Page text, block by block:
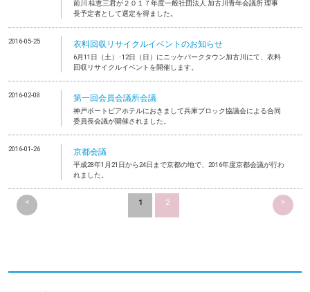
前川 桂恵三君が２０１７年度一般社団法人 加古川青年会議所 理事
長予定者として選定を得ました。
2016-05-25 衣料回収リサイクルイベントのお知らせ
6月11日（土）･12日（日）にニッケパークタウン加古川にて、衣料
回収リサイクルイベントを開催します。
2016-02-08 第一回会員会議所会議
神戸ポートピアホテルにおきまして兵庫ブロック協議会による合同
委員長会議が開催されました。
2016-01-26 京都会議
平成28年1月21日から24日まで京都の地で、2016年度京都会議が行わ
れました。
< 1 2 >